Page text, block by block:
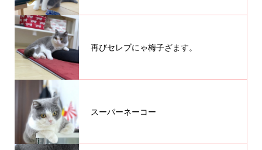
再びセレブにゃ梅子ざます。
スーパーネーコー